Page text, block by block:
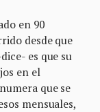
en 90
desde que
es que su
en el
que se
mensuales,